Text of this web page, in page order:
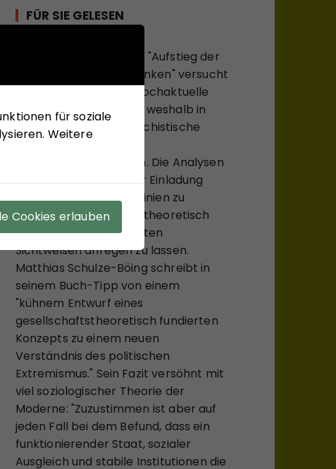
FÜR SIE GELESEN
Mit seinem neuen Buch "Aufstieg der
Rechten, Abstieg der Linken" versucht
Hans-Jürgen Arlt die hochaktuelle
Frage zu beantworten, weshalb in
modernen Ländern faschistische
Anziehungskraft haben. Die Analysen
des Buches sollen einer Einladung
sein, bekannte Diskurslinien zu
verlassen, sich, systemtheoretisch
inspiriert, zu ungewohnten
Sichtweisen anregen zu lassen.
Matthias Schulze-Böing schreibt in
seinem Buch-Tipp von einem
"kühnem Entwurf eines
gesellschaftstheoretisch fundierten
Konzepts zu einem neuen
Verständnis des politischen
Extremismus." Sein Fazit versöhnt mit
viel soziologischer Theorie der
Moderne: "Zuzustimmen ist aber auf
jeden Fall bei dem Befund, dass ein
funktionierender Staat, sozialer
Ausgleich und stabile Institutionen die
für soziale
Weitere
Cookies erlauben